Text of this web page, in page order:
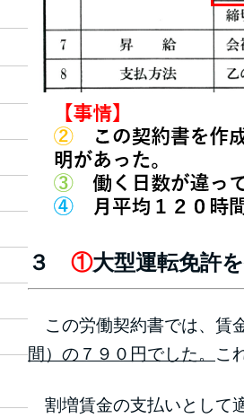
３ ①大型運転免許
この労働契約書では、賃
間）の７９０円でした。 こ
割増賃金の支払いとして